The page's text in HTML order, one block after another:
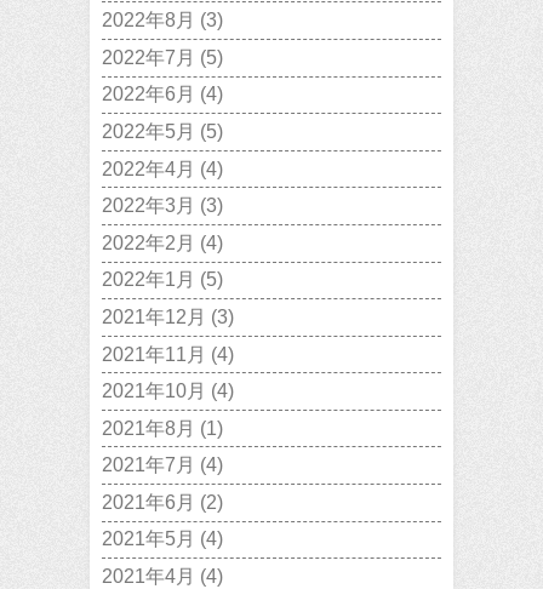
2022年8月 (3)
2022年7月 (5)
2022年6月 (4)
2022年5月 (5)
2022年4月 (4)
2022年3月 (3)
2022年2月 (4)
2022年1月 (5)
2021年12月 (3)
2021年11月 (4)
2021年10月 (4)
2021年8月 (1)
2021年7月 (4)
2021年6月 (2)
2021年5月 (4)
2021年4月 (4)